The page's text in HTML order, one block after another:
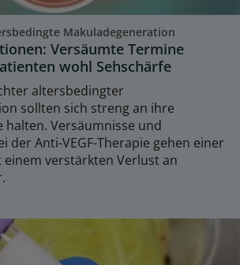
Makuladegeneration
Versäumte Termine
wohl Sehschärfe
altersbedingter
sollten sich streng an ihre
Versäumnisse und
der Anti-VEGF-Therapie gehen einer
einem verstärkten Verlust an